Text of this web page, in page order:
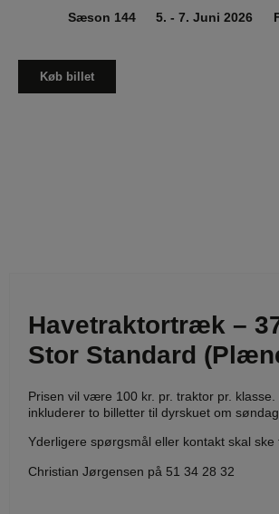
Sæson 144 5. - 7. Juni 2026
Køb billet
Havetraktortræk –
Stor Standard
Prisen vil være 100 kr. pr. traktor pr. klasse.
inkluderer to billetter til dyrskuet om
Yderligere spørgsmål eller kontakt skal ske
Christian Jørgensen på 51 34 28 32